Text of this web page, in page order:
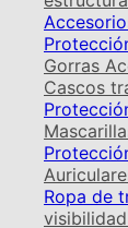
Gorras
Cascos
Ropa de
visibilidad